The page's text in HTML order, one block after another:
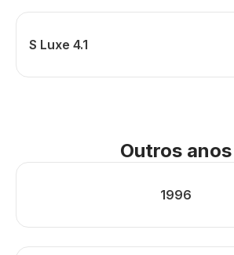
S Luxe 4.1
Outros anos
1996